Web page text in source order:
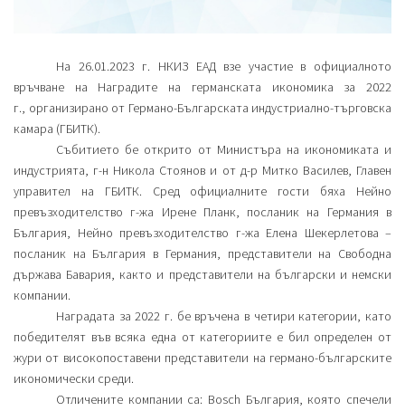
На 26.01.2023 г. НКИЗ ЕАД взе участие в официалното
връчване на Наградите на германската икономика за 2022
г., организирано от Германо-Българската индустриално-търговска
камара (ГБИТК).
Събитието бе открито от Министъра на икономиката и
индустрията, г-н Никола Стоянов и от д-р Митко Василев, Главен
управител на ГБИТК. Сред официалните гости бяха Нейно
превъзходителство г-жа Ирене Планк, посланик на Германия в
България, Нейно превъзходителство г-жа Елена Шекерлетова –
посланик на България в Германия, представители на Свободна
държава Бавария, както и представители на български и немски
компании.
Наградата за 2022 г. бе връчена в четири категории, като
победителят във всяка една от категориите е бил определен от
жури от високопоставени представители на германо-българските
икономически среди.
Отличените компании са: Bosch България, която спечели